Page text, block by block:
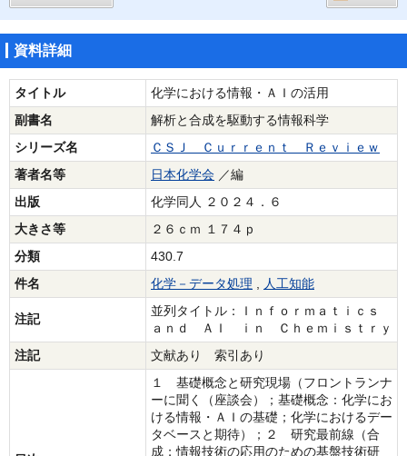
資料詳細
タイトル
化学における情報・ＡＩの活用
副書名
解析と合成を駆動する情報科学
シリーズ名
ＣＳＪ Ｃｕｒｒｅｎｔ Ｒｅｖｉｅｗ
著者名等
日本化学会 ／編
出版
化学同人 ２０２４．６
大きさ等
２６ｃｍ １７４ｐ
分類
430.7
件名
化学－データ処理 , 人工知能
注記
並列タイトル：Ｉｎｆｏｒｍａｔｉｃｓ
ａｎｄ ＡＩ ｉｎ Ｃｈｅｍｉｓｔｒｙ
注記
文献あり 索引あり
１ 基礎概念と研究現場（フロントランナ
ーに聞く（座談会）；基礎概念：化学にお
ける情報・ＡＩの基礎；化学におけるデー
タベースと期待）；２ 研究最前線（合
成；情報技術の応用のための基盤技術研